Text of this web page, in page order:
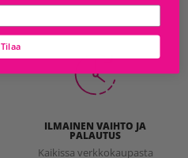
ILMAINEN VAIHTO JA
PALAUTUS
Kaikissa verkkokaupasta
Tilaa